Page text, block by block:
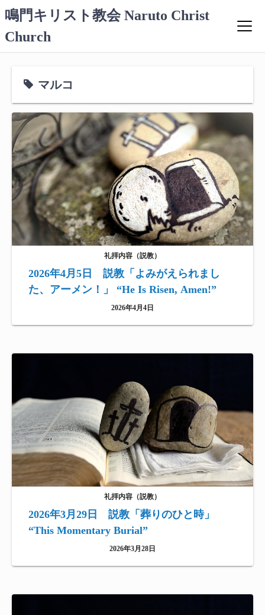
ン
テ
鳴門キリスト教会 Naruto Christ
Church
マルコ
礼拝内容（説教）
2026年4月5日 説教「よみがえられまし
た、アーメン！」 “He Is Risen, Amen!”
2026年4月4日
礼拝内容（説教）
2026年3月29日 説教「葬りのひと時」
“This Momentary Burial”
2026年3月28日